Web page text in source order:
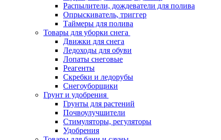
Распылители, дождеватели для полива
Опрыскиватель, триггер
Таймеры для полива
Товары для уборки снега
Движки для снега
Ледоходы для обуви
Лопаты снеговые
Реагенты
Скребки и ледорубы
Снегоуборщики
Грунт и удобрения
Грунты для растений
Почвоулучшители
Стимуляторы, регуляторы
Удобрения